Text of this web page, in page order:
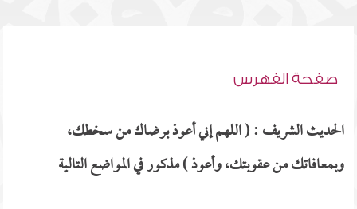
صفحة الفهرس
الحديث الشريف : ( اللهم إني أعوذ برضاك من سخطك،
وبمعافاتك من عقوبتك، وأعوذ ) مذكور في المواضع التالية